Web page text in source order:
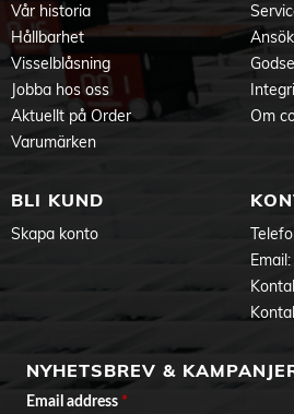
Vår historia
Hållbarhet
Visselblåsning
Jobba hos oss
Aktuellt på Order
Varumärken
Om
BLI KUND
Skapa konto
Email:
NYHETSBREV &
Email address *